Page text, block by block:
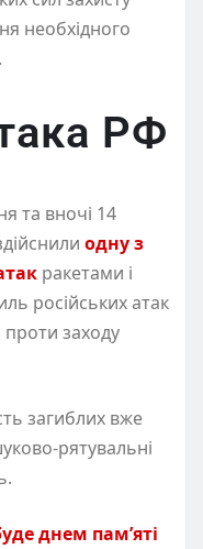
необхідного
РФ
та вночі 14
одну з
ракетами і
російських атак
заходу
загиблих вже
рятувальні
днем пам’яті